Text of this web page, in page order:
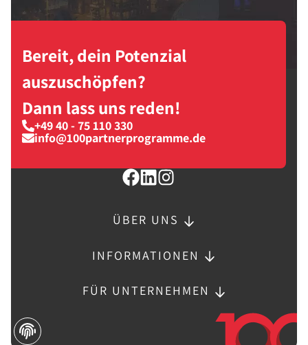
Bereit, dein Potenzial
auszuschöpfen?
Dann lass uns reden!
+49 40 - 75 110 330
info@100partnerprogramme.de
ÜBER UNS
INFORMATIONEN
FÜR UNTERNEHMEN